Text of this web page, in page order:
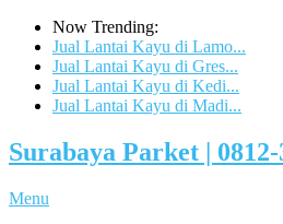
Now Trending:
Jual Lantai Kayu di Lamo...
Jual Lantai Kayu di Gres...
Jual Lantai Kayu di Kedi...
Jual Lantai Kayu di Madi...
Surabaya Parket | 0812-
Menu